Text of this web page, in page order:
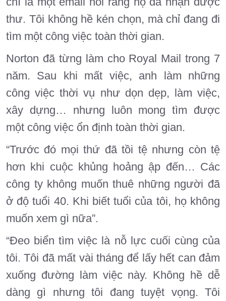
thư. Tôi không hề kén chọn, mà chỉ đang đi
tìm một công việc toàn thời gian.
Norton đã từng làm cho Royal Mail trong 7
năm. Sau khi mất việc, anh làm những
công việc thời vụ như dọn dẹp, làm việc,
xây dựng… nhưng luôn mong tìm được
một công việc ổn định toàn thời gian.
“Trước đó mọi thứ đã tồi tệ nhưng còn tệ
hơn khi cuộc khủng hoảng ập đến… Các
công ty không muốn thuê những người đã
ở độ tuổi 40. Khi biết tuổi của tôi, họ không
muốn xem gì nữa”.
“Đeo biển tìm việc là nỗ lực cuối cùng của
tôi. Tôi đã mất vài tháng để lấy hết can đảm
xuống đường làm việc này. Không hề dễ
dàng gì nhưng tôi đang tuyệt vọng. Tôi